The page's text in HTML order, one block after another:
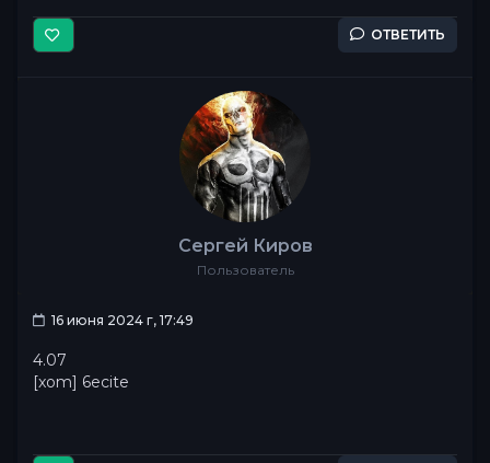
ОТВЕТИТЬ
Сергей Киров
Пользователь
16 июня 2024 г, 17:49
4.07
[xom] 6ecite